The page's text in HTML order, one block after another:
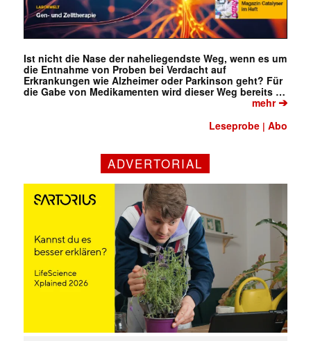
Ist nicht die Nase der naheliegendste Weg, wenn es um
die Entnahme von Proben bei Verdacht auf
Erkrankungen wie Alzheimer oder Parkinson geht? Für
die Gabe von Medikamenten wird dieser Weg bereits …
mehr➔
Leseprobe |Abo
ADVERTORIAL